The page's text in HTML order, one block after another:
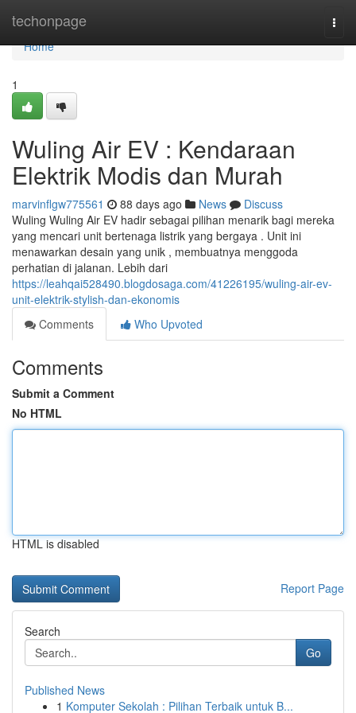
techonpage
Home
Home
1
Wuling Air EV : Kendaraan
Elektrik Modis dan Murah
marvinflgw775561 88 days ago News
Discuss
Wuling Wuling Air EV hadir sebagai pilihan menarik bagi mereka
yang mencari unit bertenaga listrik yang bergaya . Unit ini
menawarkan desain yang unik , membuatnya menggoda
perhatian di jalanan. Lebih dari
https://leahqai528490.blogdosaga.com/41226195/wuling-air-ev-
unit-elektrik-stylish-dan-ekonomis
Comments
Who Upvoted
Comments
Submit a Comment
No HTML
HTML is disabled
Report Page
Search
Go
Published News
1 Komputer Sekolah : Pilihan Terbaik untuk B...